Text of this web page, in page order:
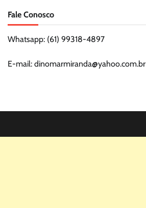
Fale Conosco
Whatsapp: (61) 99318-4897
E-mail: dinomarmiranda@yahoo.com.br